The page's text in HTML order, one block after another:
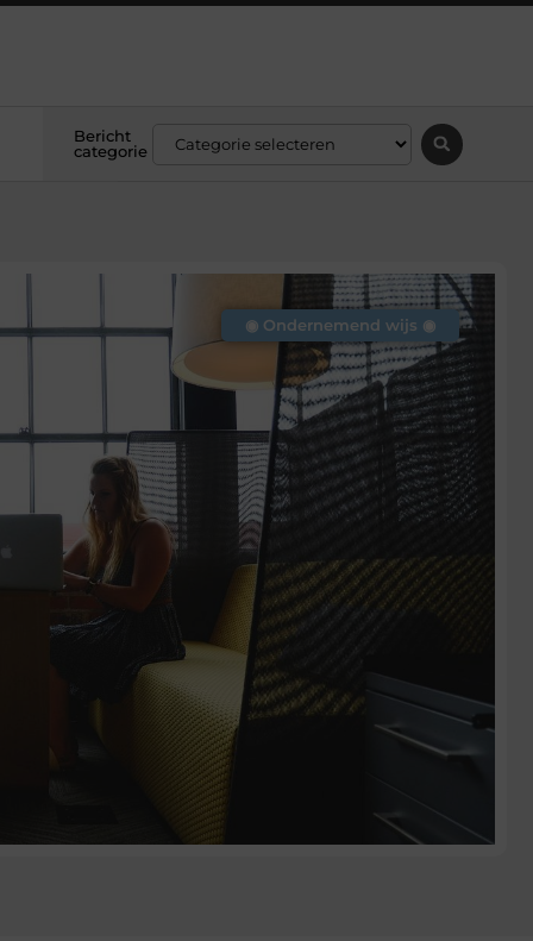
Bericht
categorie
◉ Ondernemend wijs ◉